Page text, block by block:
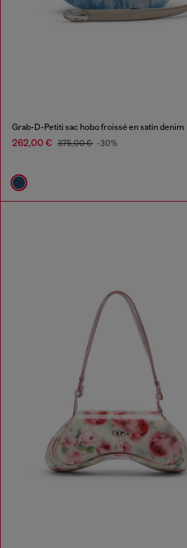
Grab-D-Petiti sac hobo froissé en satin denim
262,00 € 375,00 € -30%